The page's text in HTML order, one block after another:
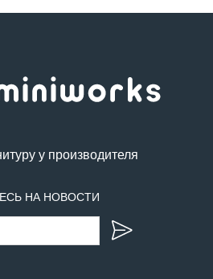
у производителя
НА НОВОСТИ